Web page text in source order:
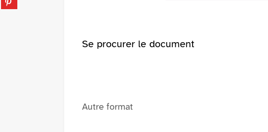
fenêtre)
tumblr
sur
Se procurer le document
Autre format